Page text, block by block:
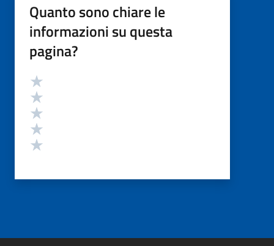
Quanto sono chiare le
informazioni su questa
pagina?
Valutazione